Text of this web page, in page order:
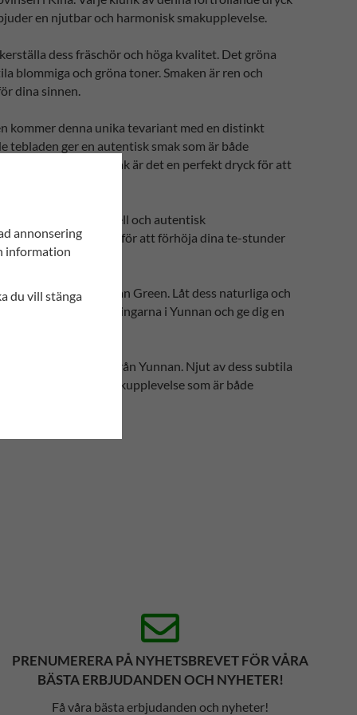
en njutbar och harmonisk smakupplevelse.
dess fräschör och höga kvalitet. Det gröna
blommiga och gröna toner. Smaken är ren och
dina sinnen.
kommer denna unika tevariant med en distinkt
tebladen ger en autentisk smak som är både
och delikata smak är det en perfekt dryck för att
söker en traditionell och autentisk
kallt och är perfekt för att förhöja dina te-stunder
smaken av Yunnan Green. Låt dess naturliga och
gröna teodlingarna i Yunnan och ge dig en
fräscha gröna teet från Yunnan. Njut av dess subtila
och ger dig en smakupplevelse som är både
PRENUMERERA PÅ NYHETSBREVET FÖR VÅRA
BÄSTA ERBJUDANDEN OCH NYHETER!
Få våra bästa erbjudanden och nyheter!
annonsering
information
du vill stänga